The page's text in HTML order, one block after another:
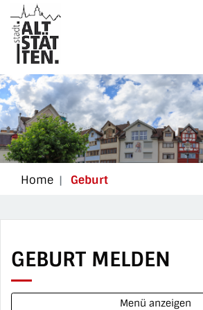
zur Startseite
Direkt zur Hauptnavigation
Direkt zum Inhalt
Direkt zur Suche
Direkt zum Stichwortverzeichnis
Altstätten
Home Geburt(ausgewählt)
GEBURT MELDEN
Menü anzeigen